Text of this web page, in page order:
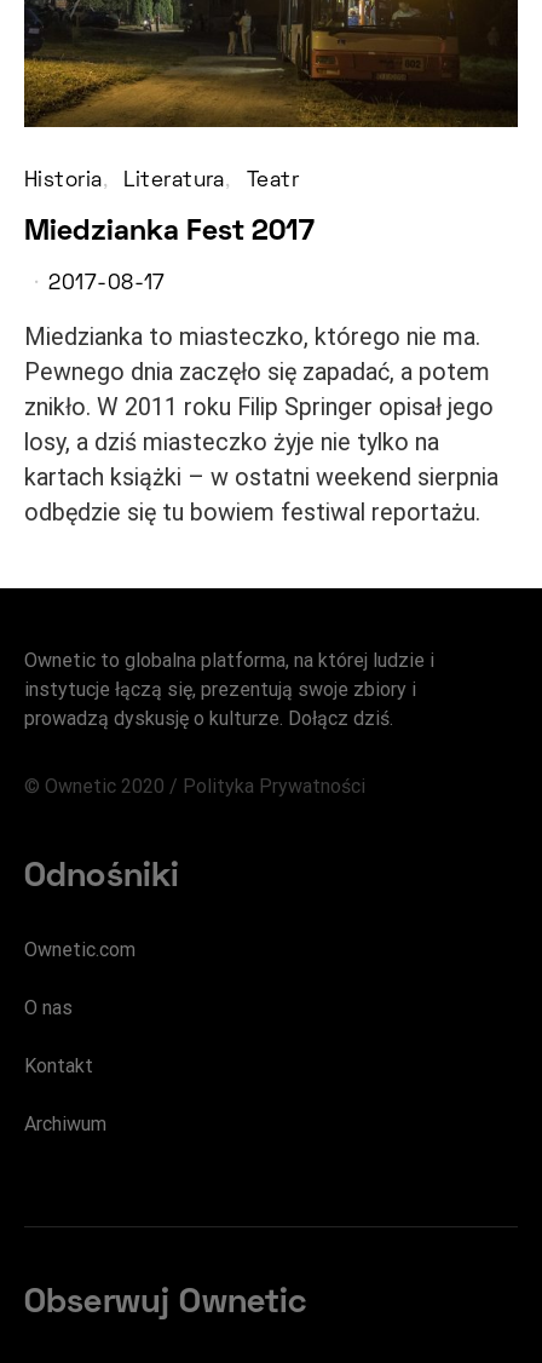
Historia Literatura Teatr
Miedzianka Fest 2017
2017-08-17
Miedzianka to miasteczko, którego nie ma.
Pewnego dnia zaczęło się zapadać, a potem
znikło. W 2011 roku Filip Springer opisał jego
losy, a dziś miasteczko żyje nie tylko na
kartach książki – w ostatni weekend sierpnia
odbędzie się tu bowiem festiwal reportażu.
Ownetic to globalna platforma, na której ludzie i
instytucje łączą się, prezentują swoje zbiory i
prowadzą dyskusję o kulturze. Dołącz dziś.
© Ownetic 2020 / Polityka Prywatności
Odnośniki
Ownetic.com
O nas
Kontakt
Archiwum
Obserwuj Ownetic